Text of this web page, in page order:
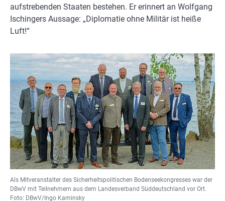
aufstrebenden Staaten bestehen. Er erinnert an Wolfgang
Ischingers Aussage: „Diplomatie ohne Militär ist heiße
Luft!“
Als Mitveranstalter des Sicherheitspolitischen Bodenseekongresses war der
DBwV mit Teilnehmern aus dem Landesverband Süddeutschland vor Ort.
Foto: DBwV/Ingo Kaminsky